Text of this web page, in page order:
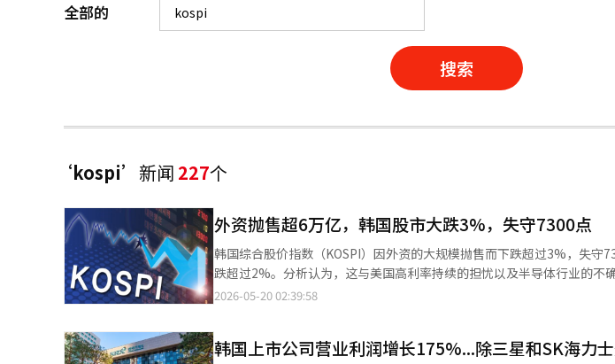
全部的
搜索
‘kospi’ 新闻 227个
外资抛售超6万亿，韩国股市大跌3%，失守7300点
韩国综合股价指数（KOSPI）因外资的大规模抛售而下跌超过3%，失守
跌超过2%。分析认为，这与美国高利率持续的担忧以及半导体行业的不
利了结的抛售潮。 根据19日韩国交易所的数据，KOSPI收盘下跌244.38点（3.25%），报7271.66点。当天，指数开
亿韩元和5277亿韩元。外资已连续9个交易日净卖出，总计抛售超过42万亿韩元的股票。 大多
2026-05-20 02:39:58
韩国上市公司营业利润增长175%...除三星和SK海力